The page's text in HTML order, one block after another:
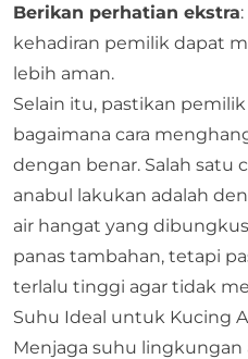
Berikan perhatian ekstra
kehadiran pemilik dapat
lebih aman.
Selain itu, pastikan
bagaimana cara
dengan benar. Salah satu
anabul lakukan adalah
air hangat yang
panas tambahan, tetapi
terlalu tinggi agar tidak
Suhu Ideal untuk Kucing
Menjaga suhu lingkungan